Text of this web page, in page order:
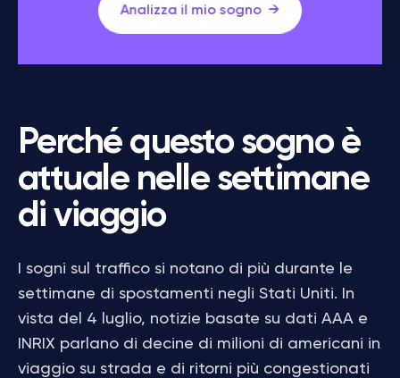
Analizza il mio sogno
Perché questo sogno è
attuale nelle settimane
di viaggio
I sogni sul traffico si notano di più durante le
settimane di spostamenti negli Stati Uniti. In
vista del 4 luglio, notizie basate su dati AAA e
INRIX parlano di decine di milioni di americani in
viaggio su strada e di ritorni più congestionati